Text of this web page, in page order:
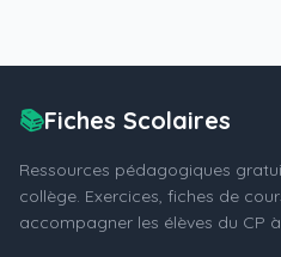
📚Fiches Scolaires
Ressources pédagogiques
collège. Exercices, fiches de
accompagner les élèves du CP